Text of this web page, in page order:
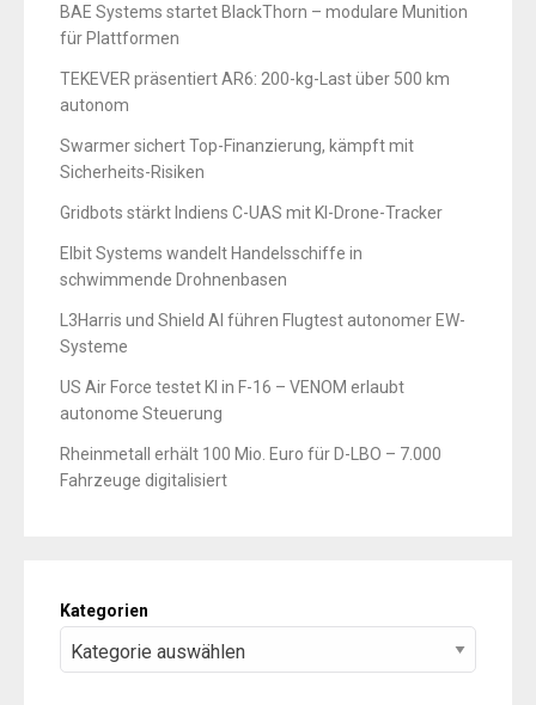
BAE Systems startet BlackThorn – modulare Munition
für Plattformen
TEKEVER präsentiert AR6: 200-kg-Last über 500 km
autonom
Swarmer sichert Top-Finanzierung, kämpft mit
Sicherheits-Risiken
Gridbots stärkt Indiens C-UAS mit KI-Drone-Tracker
Elbit Systems wandelt Handelsschiffe in
schwimmende Drohnenbasen
L3Harris und Shield AI führen Flugtest autonomer EW-
Systeme
US Air Force testet KI in F-16 – VENOM erlaubt
autonome Steuerung
Rheinmetall erhält 100 Mio. Euro für D-LBO – 7.000
Fahrzeuge digitalisiert
Kategorien